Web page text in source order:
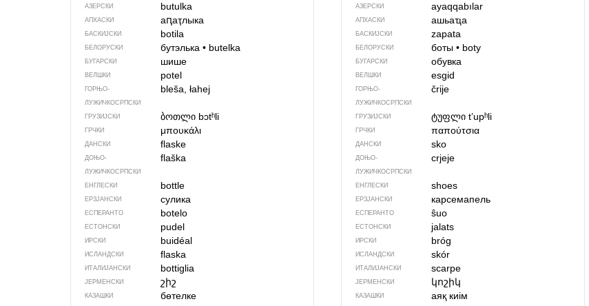
АЗЕРСКИ butulka
АПХАСКИ аԥаҭлыка
БАСКИЈСКИ botila
БЕЛОРУСКИ бутэлька •butelka
БУГАРСКИ шише
ВЕЛШКИ potel
ГОРЊО­
ЛУЖИЧКОСРПСКИ
bleša, łahej
ГРУЗИЈСКИ ბოთლი bɔtʰli
ГРЧКИ μπουκάλι
ДАНСКИ flaske
ДОЊО­
ЛУЖИЧКОСРПСКИ
flaška
ЕНГЛЕСКИ bottle
ЕРЗЈАНСКИ сулика
ЕСПЕРАНТО botelo
ЕСТОНСКИ pudel
ИРСКИ buidéal
ИСЛАНДСКИ flaska
ИТАЛИЈАНСКИ bottiglia
ЈЕРМЕНСКИ շիշ
КАЗАШКИ бөтелке
АЗЕРСКИ ayaqqabılar
АПХАСКИ ашьаҵа
БАСКИЈСКИ zapata
БЕЛОРУСКИ боты • boty
БУГАРСКИ обувка
ВЕЛШКИ esgid
ГОРЊО­
ЛУЖИЧКОСРПСКИ
črije
ГРУЗИЈСКИ ტუფლი tʼupʰli
ГРЧКИ παπούτσια
ДАНСКИ sko
ДОЊО­
ЛУЖИЧКОСРПСКИ
crjeje
ЕНГЛЕСКИ shoes
ЕРЗЈАНСКИ карсемапель
ЕСПЕРАНТО ŝuo
ЕСТОНСКИ jalats
ИРСКИ bróg
ИСЛАНДСКИ skór
ИТАЛИЈАНСКИ scarpe
ЈЕРМЕНСКИ կոշիկ
КАЗАШКИ аяқ киім